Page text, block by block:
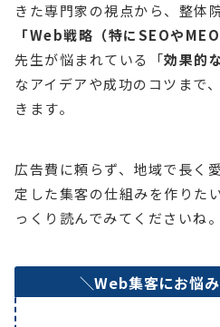
きた専門家の視点から、整体
「Web戦略（特にSEOやMEO
先生が悩まれている「効果的
なアイデアや成功のコツまで
きます。
広告費に頼らず、地域で長く
定した集客の仕組みを作りた
っくり読んでみてくださいね。
＼Web集客にお悩